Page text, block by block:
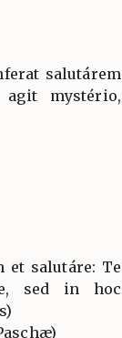
salutárem
mystério,
et salutáre: Te
sed in hoc